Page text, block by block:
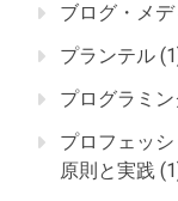
ブログ・メ
プランテル
プログラミ
プロフェッ
原則と実践